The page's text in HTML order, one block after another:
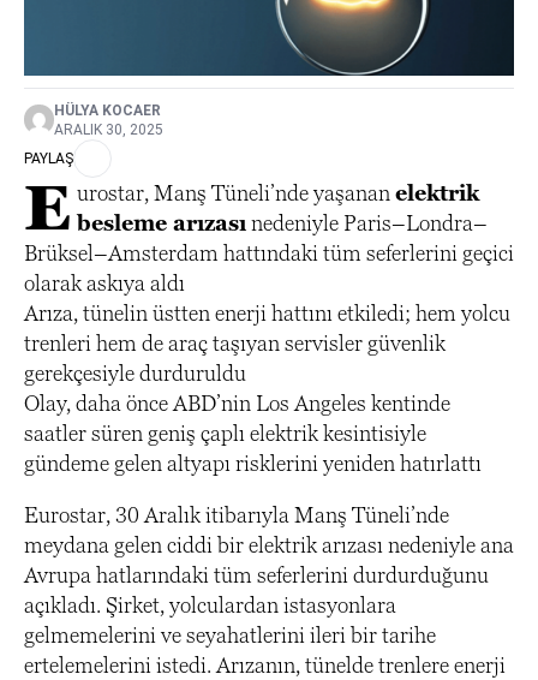
HÜLYA KOCAER
ARALIK 30, 2025
PAYLAŞ
E urostar, Manş Tüneli’nde yaşananelektrik
besleme arızası nedeniyle Paris–Londra–
Brüksel–Amsterdam hattındaki tüm seferlerini geçici
olarak askıya aldı
Arıza, tünelin üstten enerji hattını etkiledi; hem yolcu
trenleri hem de araç taşıyan servisler güvenlik
gerekçesiyle durduruldu
Olay, daha önce ABD’nin Los Angeles kentinde
saatler süren geniş çaplı elektrik kesintisiyle
gündeme gelen altyapı risklerini yeniden hatırlattı
Eurostar, 30 Aralık itibarıyla Manş Tüneli’nde
meydana gelen ciddi bir elektrik arızası nedeniyle ana
Avrupa hatlarındaki tüm seferlerini durdurduğunu
açıkladı. Şirket, yolculardan istasyonlara
gelmemelerini ve seyahatlerini ileri bir tarihe
ertelemelerini istedi. Arızanın, tünelde trenlere enerji